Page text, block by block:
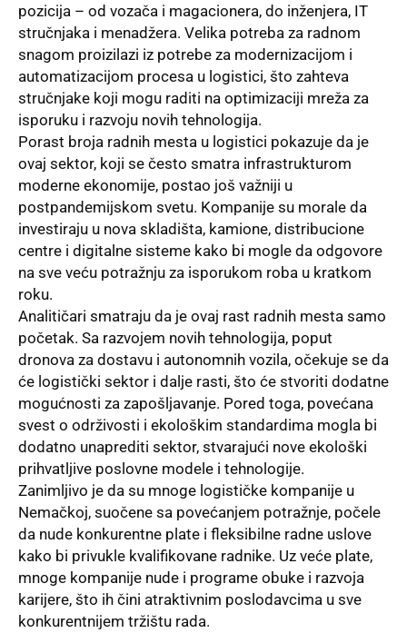
pozicija – od vozača i magacionera, do inženjera, IT
stručnjaka i menadžera. Velika potreba za radnom
snagom proizilazi iz potrebe za modernizacijom i
automatizacijom procesa u logistici, što zahteva
stručnjake koji mogu raditi na optimizaciji mreža za
isporuku i razvoju novih tehnologija.
Porast broja radnih mesta u logistici pokazuje da je
ovaj sektor, koji se često smatra infrastrukturom
moderne ekonomije, postao još važniji u
postpandemijskom svetu. Kompanije su morale da
investiraju u nova skladišta, kamione, distribucione
centre i digitalne sisteme kako bi mogle da odgovore
na sve veću potražnju za isporukom roba u kratkom
roku.
Analitičari smatraju da je ovaj rast radnih mesta samo
početak. Sa razvojem novih tehnologija, poput
dronova za dostavu i autonomnih vozila, očekuje se da
će logistički sektor i dalje rasti, što će stvoriti dodatne
mogućnosti za zapošljavanje. Pored toga, povećana
svest o održivosti i ekološkim standardima mogla bi
dodatno unaprediti sektor, stvarajući nove ekološki
prihvatljive poslovne modele i tehnologije.
Zanimljivo je da su mnoge logističke kompanije u
Nemačkoj, suočene sa povećanjem potražnje, počele
da nude konkurentne plate i fleksibilne radne uslove
kako bi privukle kvalifikovane radnike. Uz veće plate,
mnoge kompanije nude i programe obuke i razvoja
karijere, što ih čini atraktivnim poslodavcima u sve
konkurentnijem tržištu rada.